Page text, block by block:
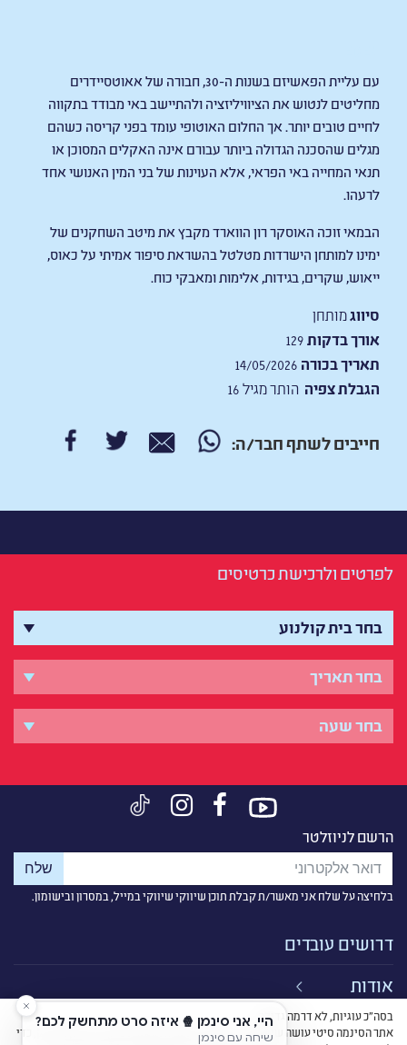
עם עליית הפאשיזם בשנות ה-30, חבורה של אאוטסיידרים
מחליטים לנטוש את הציוויליזציה ולהתיישב באי מבודד בתקווה
לחיים טובים יותר. אך החלום האוטופי עומד בפני קריסה כשהם
מגלים שהסכנה הגדולה ביותר עבורם אינה האקלים המסוכן או
תנאי המחייה באי הפראי, אלא העוינות של בני המין האנושי אחד
לרעהו.
הבמאי זוכה האוסקר רון הווארד מקבץ את מיטב השחקנים של
ימינו למותחן הישרדות מטלטל בהשראת סיפור אמיתי על כאוס,
ייאוש, שקרים, בגידות, אלימות ומאבקי כוח.
סיווגמותחן
אורך בדקות
תאריך בכורה
הגבלת צפיה הותר מגיל 16
חייבים לשתף חבר/ה:
לפרטים ולרכישת כרטיסים
הרשם לניוזלטר
בלחיצה על שלח אני מאשר/ת קבלת תוכן שיווקי שיווקי במייל, במסרון ובישומון.
דרושים עובדים
אודות
קישורים
בסה״כ עוגיות, לא דרמה גדולה
אתר הסינמה סיטי עושה שימוש ב-cookies למטרות סטטיסטיקה, איפיון ושיווק, כדי